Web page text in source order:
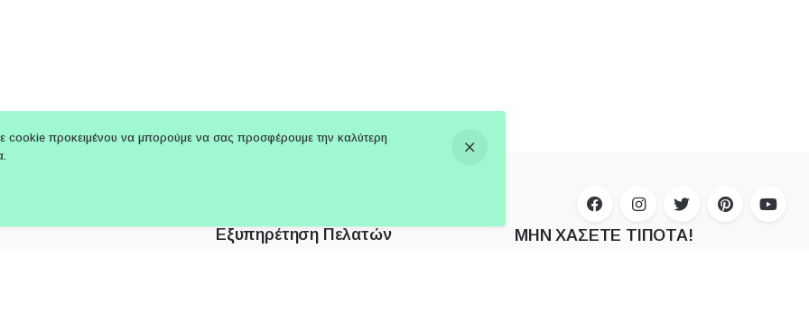
Εξυπηρέτηση Πελατών ΜΗΝ ΧΑΣΕΤΕ ΤΙΠΟΤΑ!
cookie προκειμένου να μπορούμε να σας προσφέρουμε την καλύτερη